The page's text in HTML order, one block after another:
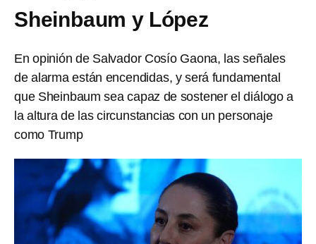
Sheinbaum y López
En opinión de Salvador Cosío Gaona, las señales
de alarma están encendidas, y será fundamental
que Sheinbaum sea capaz de sostener el diálogo a
la altura de las circunstancias con un personaje
como Trump